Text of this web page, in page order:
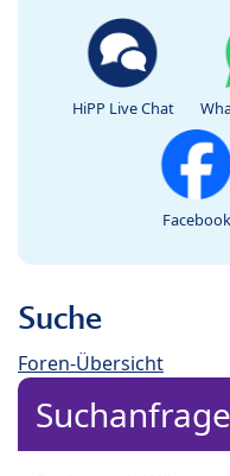
HiPP Live Chat
Facebook
Suche
Foren-Übersicht
Suchanfrage